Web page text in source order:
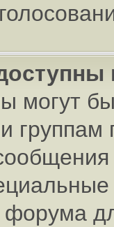
могут